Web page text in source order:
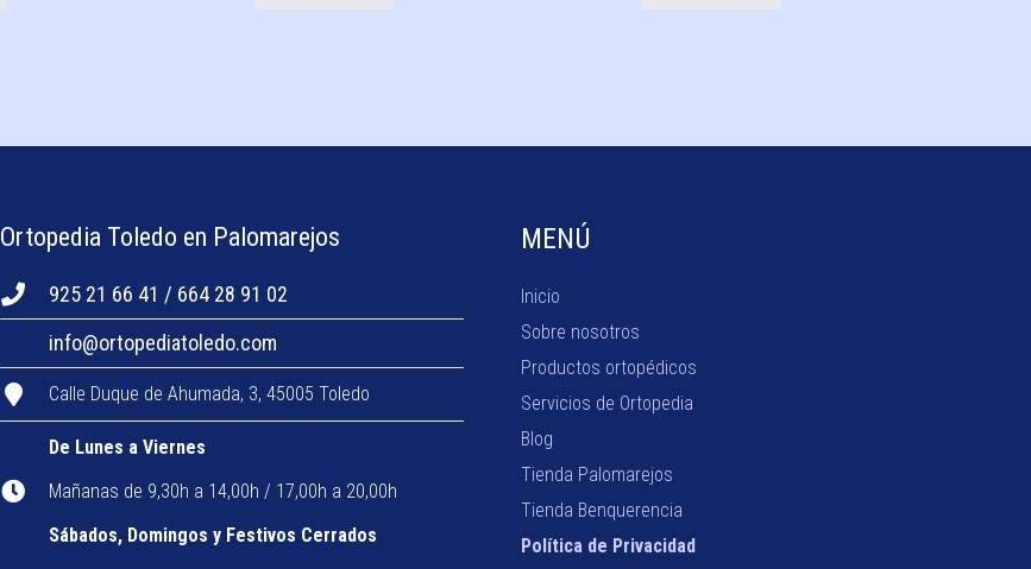
Ortopedia Toledo en Palomarejos
925 21 66 41 / 664 28 91 02
info@ortopediatoledo.com
Calle Duque de Ahumada, 3, 45005 Toledo
De Lunes a Viernes
Mañanas de 9,30h a 14,00h / 17,00h a 20,00h
Sábados, Domingos y Festivos Cerrados
MENÚ
Inicio
Sobre nosotros
Productos ortopédicos
Servicios de Ortopedia
Blog
Tienda Palomarejos
Tienda Benquerencia
Política de Privacidad